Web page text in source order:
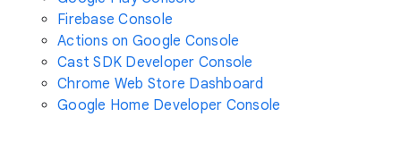
Firebase Console
Actions on Google Console
Cast SDK Developer Console
Chrome Web Store Dashboard
Google Home Developer Console